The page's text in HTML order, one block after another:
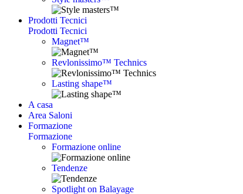
Prodotti Tecnici
Prodotti Tecnici
Magnet™
Revlonissimo™ Technics
Lasting shape™
A casa
Area Saloni
Formazione
Formazione
Formazione online
Tendenze
Spotlight on Balayage